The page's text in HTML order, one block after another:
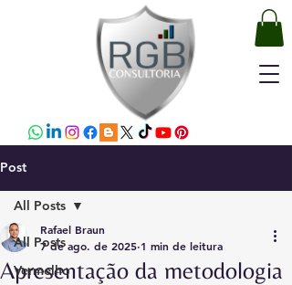
Post
All Posts
Vermelho
All Posts
Apresentação da metodologia
Rafael Braun
7 de ago. de 2025 1 min de leitura